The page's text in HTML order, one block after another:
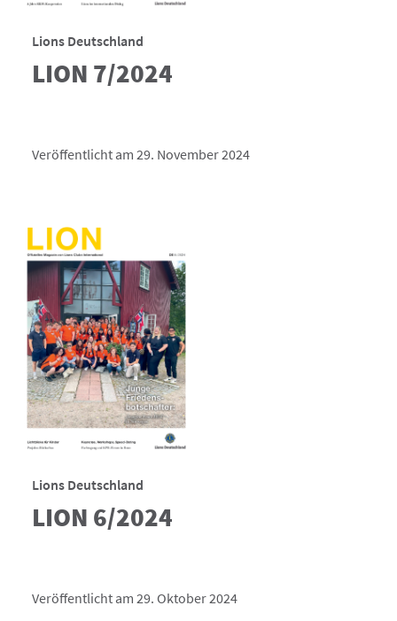
Lions Deutschland
LION 7/2024
Veröffentlicht am 29. November 2024
Lions Deutschland
LION 6/2024
Veröffentlicht am 29. Oktober 2024